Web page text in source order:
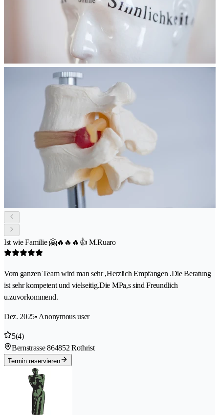
Ist wie Familie 🤗🔥🔥🔥👍 M.Ruaro
Vom ganzen Team wird man sehr ,Herzlich Empfangen .Die Beratung
ist sehr kompetent und vielseitig.Die MPa,s sind Freundlich
u.zuvorkommend.
Dez. 2025• Anonymous user
5(4)
Bernstrasse 864852 Rothrist
Termin reservieren